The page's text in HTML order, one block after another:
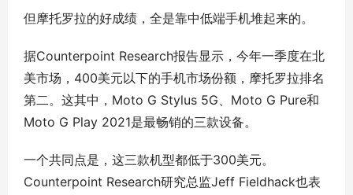
但摩托罗拉的好成绩，全是靠中低端手机堆起来的。
据Counterpoint Research报告显示，今年一季度在北
美市场，400美元以下的手机市场份额，摩托罗拉排名
第二。这其中，Moto G Stylus 5G、Moto G Pure和
Moto G Play 2021是最畅销的三款设备。
一个共同点是，这三款机型都低于300美元。
Counterpoint Research研究总监Jeff Fieldhack也表